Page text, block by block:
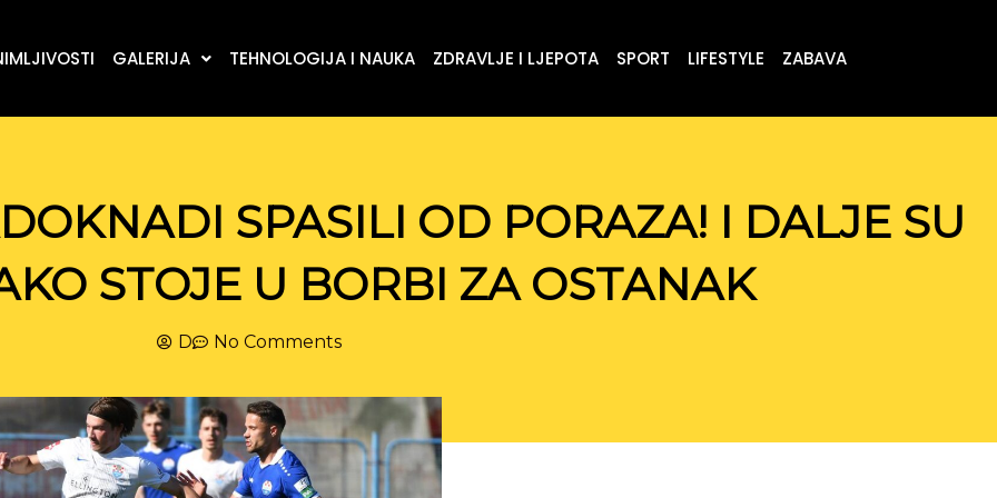
GALERIJA TEHNOLOGIJA I NAUKA ZDRAVLJE I LJEPOTA SPORT LIFESTYLE ZABAVA
SPASILI OD PORAZA! I DALJE SU
STOJE U BORBI ZA OSTANAK
D No Comments